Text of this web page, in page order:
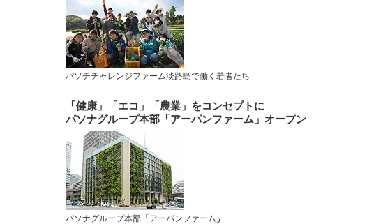
パソチチャレンジファーム淡路島で働く若者たち
「健康」「エコ」「農業」をコンセプトに
パソナグループ本部「アーパンファーム」オープン
パソナグループ本部「アーパンファームر